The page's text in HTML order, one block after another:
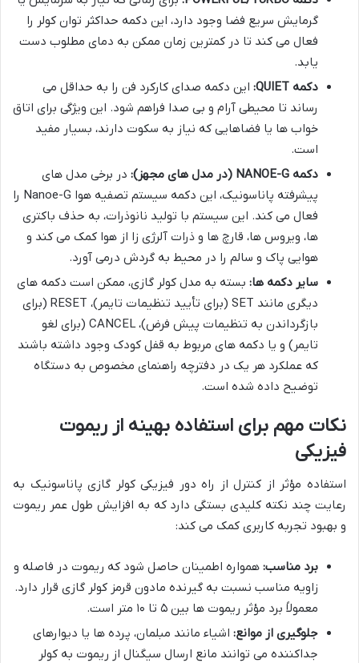
گرمایش سریع فضا وجود دارد، این دکمه حداکثر توان کولر را
فعال می کند تا در کمترین زمان ممکن به دمای مطلوب دست
یابد.
دکمه QUIET:
این دکمه صدای کارکرد فن را به حداقل می
رساند تا محیطی آرام و بی صدا فراهم شود. این ویژگی برای اتاق
خواب ها یا فضاهایی که نیاز به سکوت دارند، بسیار مفید
است.
دکمه NANOE-G (در مدل های مجهز):
در برخی مدل های
پیشرفته پاناسونیک، این دکمه سیستم تصفیه هوا Nanoe-G را
فعال می کند. این سیستم با تولید نانوذرات، به حذف باکتری
ها، ویروس ها، قارچ ها و ذرات آلرژی زا از هوا کمک می کند و
هوایی پاک و سالم را در محیط به گردش درمی آورد.
سایر دکمه ها: بسته به مدل کولر گازی، ممکن است دکمه های
دیگری مانند SET (برای تأیید تنظیمات تایمر)، RESET (برای
بازگرداندن به تنظیمات پیش فرض)، CANCEL (برای لغو
تایمر) و یا دکمه های مربوط به قفل کودک وجود داشته باشند
که عملکرد هر یک در دفترچه راهنمای مخصوص به دستگاه
توضیح داده شده است.
نکات مهم برای استفاده بهینه از ریموت
فیزیکی
استفاده مؤثر از کنترل از راه دور فیزیکی کولر گازی پاناسونیک به
رعایت چند نکته کلیدی بستگی دارد که به افزایش طول عمر ریموت
و بهبود تجربه کاربری کمک می کند:
برد مناسب: همواره اطمینان حاصل شود که ریموت در فاصله و
زاویه مناسب نسبت به گیرنده مادون قرمز کولر گازی قرار دارد.
معمولاً برد مؤثر ریموت ها بین ۵ تا ۱۰ متر است.
جلوگیری از موانع: اشیاء مانند مبلمان، پرده ها یا دیوارهای
جداکننده می توانند مانع ارسال سیگنال از ریموت به کولر